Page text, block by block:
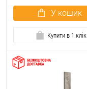
У кошик
Купити в 1 клік